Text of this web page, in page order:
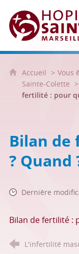
Accueil Vous
Sainte-Colette
fertilité : pour
Bilan
? Quand
Dernière
Bilan de fertilité :
L'infertilité